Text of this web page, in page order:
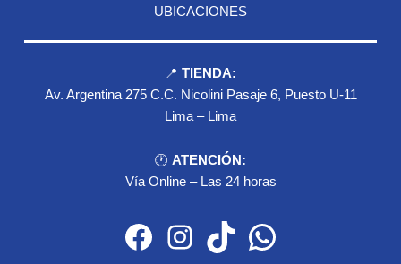
UBICACIONES
📍 TIENDA:
Av. Argentina 275 C.C. Nicolini Pasaje 6, Puesto U-11
Lima – Lima
🕐 ATENCIÓN:
Vía Online – Las 24 horas
Facebook Instagram TikTok WhatsApp